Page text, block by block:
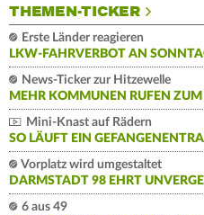
THEMEN-TICKER
Erste Länder reagieren
LKW-FAHRVERBOT AN
News-Ticker zur Hitzewelle
MEHR KOMMUNEN RUFEN ZUM
Mini-Knast auf Rädern
SO LÄUFT EIN
Vorplatz wird umgestaltet
DARMSTADT 98 EHRT
6 aus 49